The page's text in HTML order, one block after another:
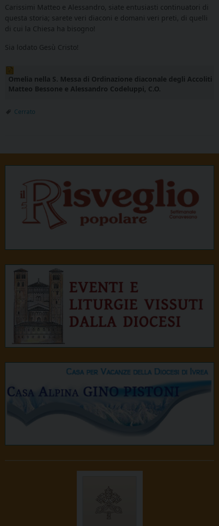
Carissimi Matteo e Alessandro, siate entusiasti continuatori di
questa storia; sarete veri diaconi e domani veri preti, di quelli
di cui la Chiesa ha bisogno!
Sia lodato Gesù Cristo!
Omelia nella S. Messa di Ordinazione diaconale degli Accoliti
Matteo Bessone e Alessandro Codeluppi, C.O.
Cerrato